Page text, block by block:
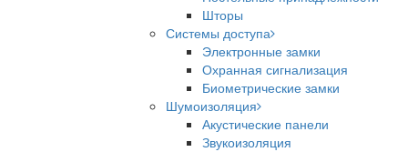
Шторы
Системы доступа
Электронные замки
Охранная сигнализация
Биометрические замки
Шумоизоляция
Акустические панели
Звукоизоляция